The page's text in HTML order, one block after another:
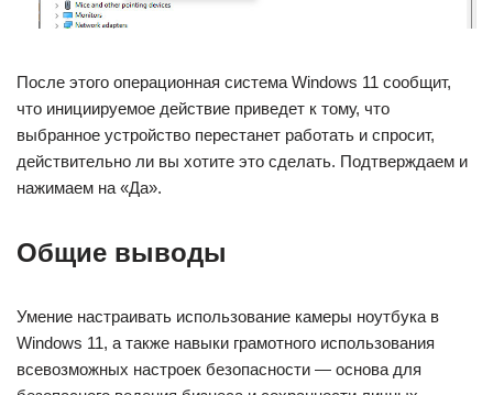
После этого операционная система Windows 11 сообщит,
что инициируемое действие приведет к тому, что
выбранное устройство перестанет работать и спросит,
действительно ли вы хотите это сделать. Подтверждаем и
нажимаем на «Да».
Общие выводы
Умение настраивать использование камеры ноутбука в
Windows 11, а также навыки грамотного использования
всевозможных настроек безопасности — основа для